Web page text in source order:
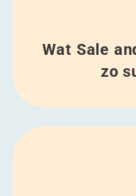
Wat Sale
zo